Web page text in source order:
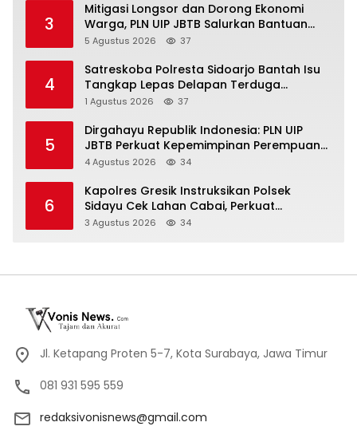
3
Mitigasi Longsor dan Dorong Ekonomi
Warga, PLN UIP JBTB Salurkan Bantuan
Konservasi 4.000 Pohon Aren Genjah Asal
5 Agustus 2026 37
4
Satreskoba Polresta Sidoarjo Bantah Isu
Tangkap Lepas Delapan Terduga
Penyalahgunaan Narkoba di Porong
1 Agustus 2026 37
5
Dirgahayu Republik Indonesia: PLN UIP
JBTB Perkuat Kepemimpinan Perempuan
melalui Srikandi Movement 2026
4 Agustus 2026 34
6
Kapolres Gresik Instruksikan Polsek
Sidayu Cek Lahan Cabai, Perkuat
Ketahanan Pangan dan Stabilitas Harga
3 Agustus 2026 34
Jl. Ketapang Proten 5-7, Kota Surabaya, Jawa Timur
081 931 595 559
redaksivonisnews@gmail.com